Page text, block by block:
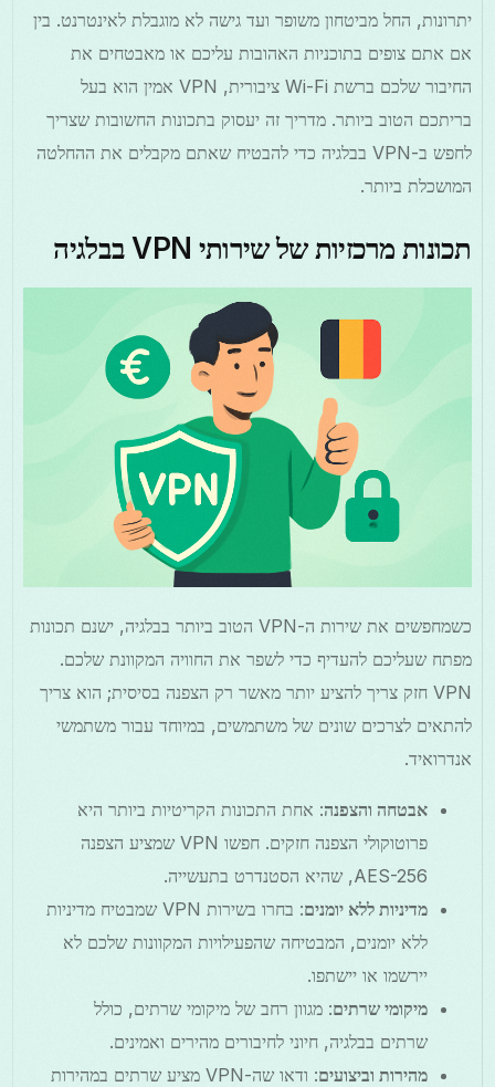
יתרונות, החל מביטחון משופר ועד גישה לא מוגבלת לאינטרנט. בין
אם אתם צופים בתוכניות האהובות עליכם או מאבטחים את
החיבור שלכם ברשת Wi-Fi ציבורית, VPN אמין הוא בעל
בריתכם הטוב ביותר. מדריך זה יעסוק בתכונות החשובות שצריך
לחפש ב-VPN בבלגיה כדי להבטיח שאתם מקבלים את ההחלטה
המושכלת ביותר.
תכונות מרכזיות של שירותי VPN בבלגיה
כשמחפשים את שירות ה-VPN הטוב ביותר בבלגיה, ישנם תכונות
מפתח שעליכם להעדיף כדי לשפר את החוויה המקוונת שלכם.
VPN חזק צריך להציע יותר מאשר רק הצפנה בסיסית; הוא צריך
להתאים לצרכים שונים של משתמשים, במיוחד עבור משתמשי
אנדרואיד.
אבטחה והצפנה: אחת התכונות הקריטיות ביותר היא
פרוטוקולי הצפנה חזקים. חפשו VPN שמציע הצפנה
AES-256, שהיא הסטנדרט בתעשייה.
מדיניות ללא יומנים
: בחרו בשירות VPN שמבטיח מדיניות
ללא יומנים, המבטיחה שהפעילויות המקוונות שלכם לא
יירשמו או יישתפו.
מיקומי שרתים: מגוון רחב של מיקומי שרתים, כולל
שרתים בבלגיה, חיוני לחיבורים מהירים ואמינים.
מהירות וביצועים
: ודאו שה-VPN מציע שרתים במהירות